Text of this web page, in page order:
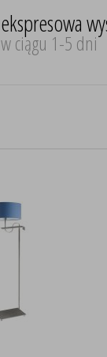
ekspresowa
w ciągu 1-5 dni